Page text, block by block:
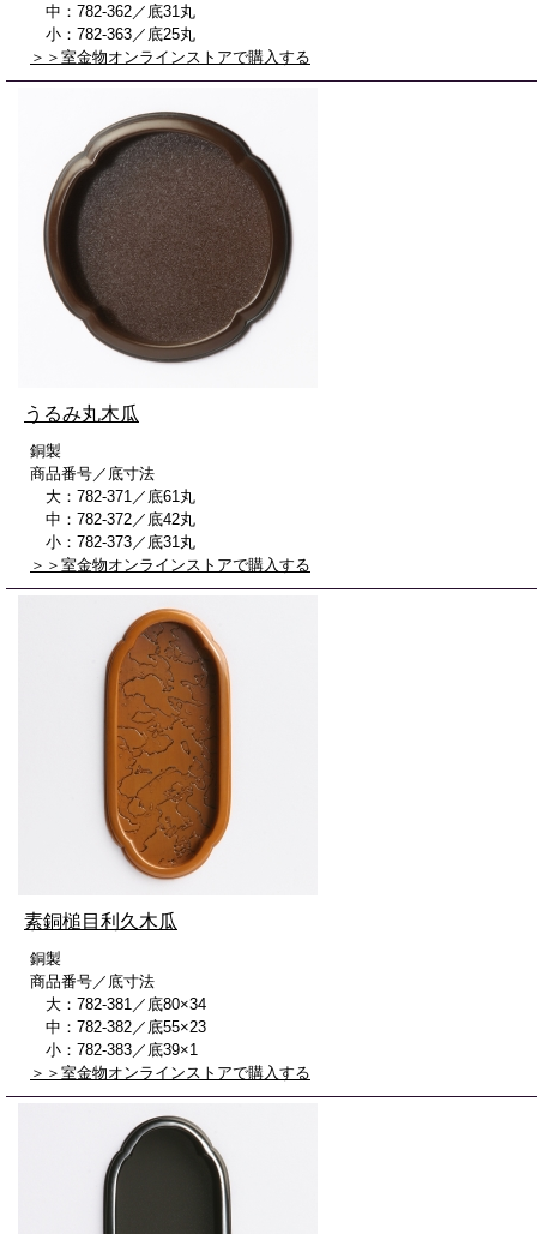
中：782-362／底31丸
小：782-363／底25丸
＞＞室金物オンラインストアで購入する
うるみ丸木瓜
銅製
商品番号／底寸法
大：782-371／底61丸
中：782-372／底42丸
小：782-373／底31丸
＞＞室金物オンラインストアで購入する
素銅槌目利久木瓜
銅製
商品番号／底寸法
大：782-381／底80×34
中：782-382／底55×23
小：782-383／底39×1
＞＞室金物オンラインストアで購入する